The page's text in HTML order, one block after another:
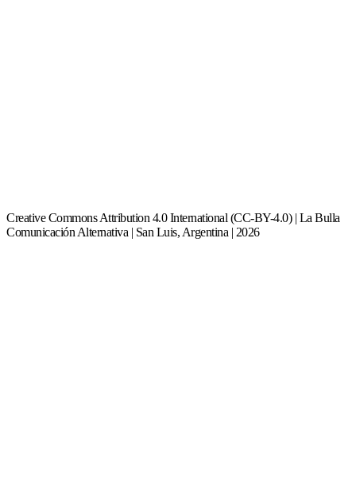
Creative Commons Attribution 4.0 International (CC-BY-4.0) | La Bulla
Comunicación Alternativa | San Luis, Argentina | 2026